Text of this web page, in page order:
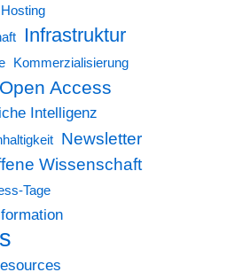
Hosting
Infrastruktur
Kommerzialisierung
Access
Intelligenz
Newsletter
Wissenschaft
Tage